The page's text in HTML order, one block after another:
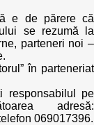
e de părere că
se rezumă la
parteneri noi –
în parteneriat
responsabilul pe
adresă:
069017396.